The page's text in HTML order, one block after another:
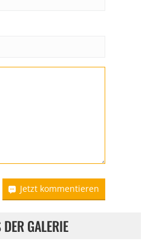
Jetzt kommentieren
GALERIE